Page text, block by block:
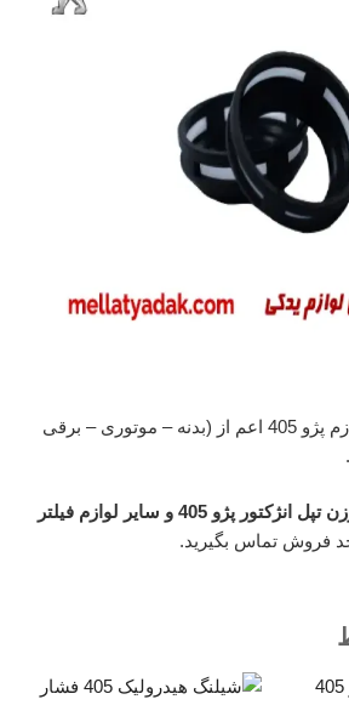
کاملترین مجموعه لوازم پژو 405 اعم از (بدنه – موتوری – برقی
صافی سوزن تپل انژکتور پژو 405 و سایر لوازم فیلتر
فروش تماس بگیرید.